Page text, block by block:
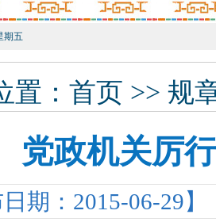
期五
置： 首页 >> 规
党政机关厉
日期：2015-06-29】